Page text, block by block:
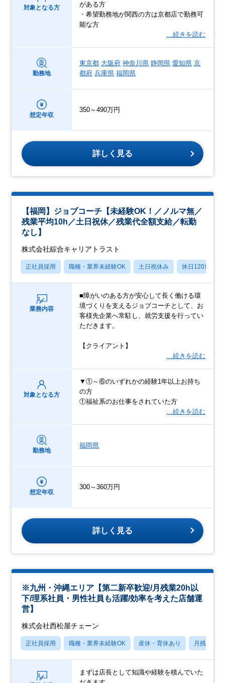
対象となる方
がある方
・希望勤務地が関西の方は京都店で勤務可
能な方
…続きを読む
勤務地
東京都 大阪府 神奈川県 静岡県 愛知県 京
都府 兵庫県 福岡県
想定年収
350～490万円
詳しく見る
【福岡】ジョブコーチ【未経験OK！／ノルマ無／
残業平均10h／土日祝休／残業代全額支給／転勤
なし】
株式会社綜合キャリアトラスト
正社員採用 職種・業界未経験OK 土日祝休み 休日120日以上
業務内容
■障がいのある方が安心して長く働ける環
境づくりを支えるジョブコーチとして、お
客様先企業へ常駐し、就労支援を行ってい
ただきます。
【クライアント】
…続きを読む
対象となる方
▼①～⑥のいずれかの経験1年以上お持ち
の方
①福祉系のお仕事をされていた方
…続きを読む
勤務地
福岡県
想定年収
300～360万円
詳しく見る
※九州・沖縄エリア【第二新卒歓迎/月残業20h以
下/理系社員・男性社員も活躍/効率を考えた店舗運
営】
株式会社西松屋チェーン
正社員採用 職種・業界未経験OK 産休・育休あり 月残業20
まずは店長として知識や経験を積んでいた